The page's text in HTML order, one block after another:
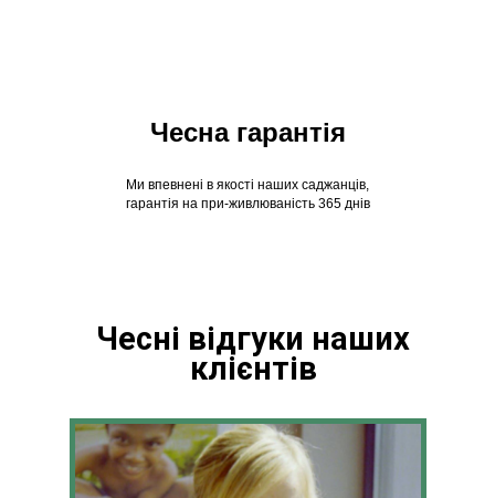
Ми впевнені в якості наших саджанців,
гарантія на при-живлюваність 365 днів
Чесна гарантія
Чесні відгуки наших
клієнтів